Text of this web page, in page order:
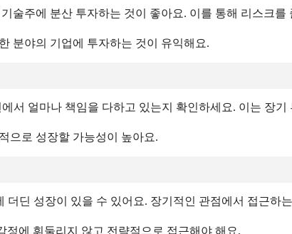
면서, 친환경 기술주에 긍정적인 영향을 미치고 있어요.
으니 유의해야 해요.
적으로 기술을 개발하고 있는지 확인해야 해요.